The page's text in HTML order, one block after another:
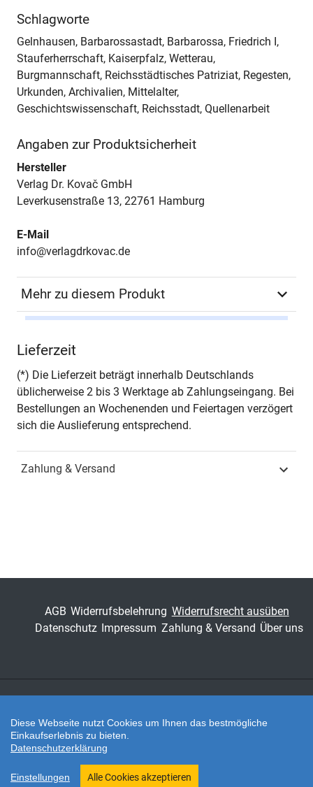
Schlagworte
Gelnhausen, Barbarossastadt, Barbarossa, Friedrich I,
Stauferherrschaft, Kaiserpfalz, Wetterau,
Burgmannschaft, Reichsstädtisches Patriziat, Regesten,
Urkunden, Archivalien, Mittelalter,
Geschichtswissenschaft, Reichsstadt, Quellenarbeit
Angaben zur Produktsicherheit
Hersteller
Verlag Dr. Kovač GmbH
Leverkusenstraße 13, 22761 Hamburg
E-Mail
info@verlagdrkovac.de
Mehr zu diesem Produkt
Seiten
Jahr Hamburg 2008
Schriftenreihe
Band 22
Fachbereich Geisteswissenschaft
Lieferzeit
(*) Die Lieferzeit beträgt innerhalb Deutschlands
üblicherweise 2 bis 3 Werktage ab Zahlungseingang. Bei
Bestellungen an Wochenenden und Feiertagen verzögert
sich die Auslieferung entsprechend.
Zahlung & Versand
AGB Widerrufsbelehrung Widerrufsrecht ausüben
Datenschutz Impressum Zahlung & Versand Über uns
Twitter
Shop erstellt mit VersaCommerce.
Diese Webseite nutzt Cookies um Ihnen das bestmögliche
Einkaufserlebnis zu bieten.
Datenschutzerklärung
Einstellungen Alle Cookies akzeptieren